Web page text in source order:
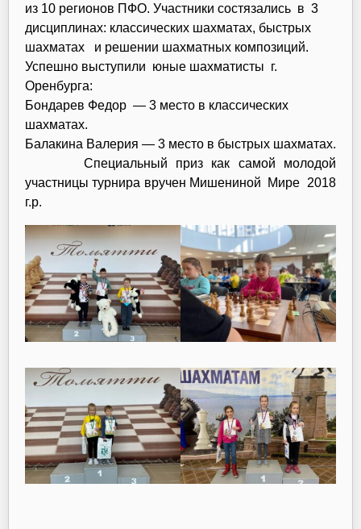
из 10 регионов ПФО. Участники состязались в 3
дисциплинах: классических шахматах, быстрых
шахматах и решении шахматных композиций.
Успешно выступили юные шахматисты г.
Оренбурга:
Бондарев Федор — 3 место в классических
шахматах.
Балакина Валерия — 3 место в быстрых шахматах.
Специальный приз как самой молодой
участницы турнира вручен Мишениной Мире 2018
г.р.